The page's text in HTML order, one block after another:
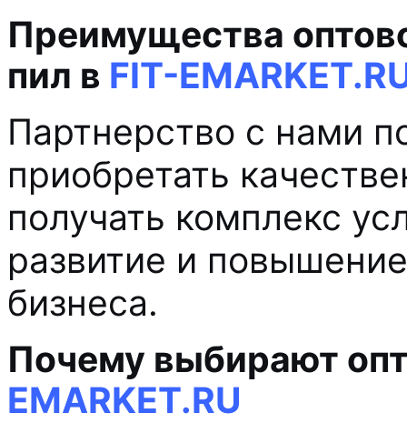
Преимущества
пил в FIT-
Партнерство с нами
приобретать
получать комплекс
развитие и
бизнеса.
Почему выбирают
EMARKET.RU